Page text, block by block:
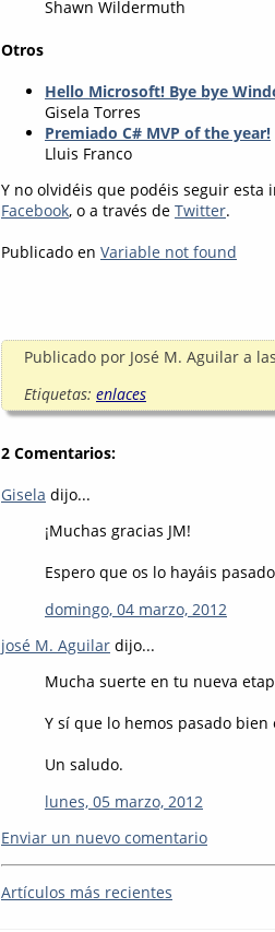
Shawn Wildermuth
Otros
Hello Microsoft! Bye bye
Gisela Torres
Premiado C# MVP of the year!
Lluis Franco
Y no olvidéis que podéis seguir
Facebook, o a través de Twitter.
Publicado en Variable not found
Publicado por José M. Aguilar a
Etiquetas: enlaces
2 Comentarios:
Gisela dijo...
¡Muchas gracias JM!
Espero que os lo hayáis
domingo, 04 marzo, 2012
josé M. Aguilar dijo...
Mucha suerte en tu nueva
Y sí que lo hemos pasado bien
Un saludo.
lunes, 05 marzo, 2012
Enviar un nuevo comentario
Artículos más recientes